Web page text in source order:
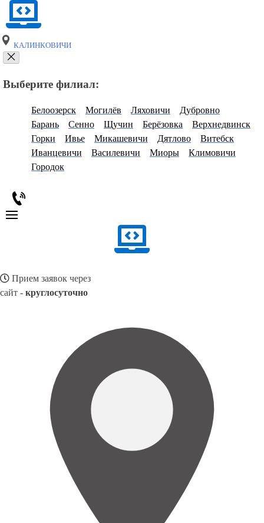
КАЛИНКОВИЧИ
Выберите филиал:
Белоозерск Могилёв Ляховичи
Дубровно
Барань
Сенно Щучин Берёзовка
Верхнедвинск
Горки
Ивье Микашевичи Дятлово
Витебск
Иванцевичи
Василевичи Миоры
Климовичи
Городок
Прием заявок через
сайт - круглосуточно